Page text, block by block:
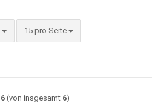
15 pro Seite
pro Seite
6(von insgesamt 6)